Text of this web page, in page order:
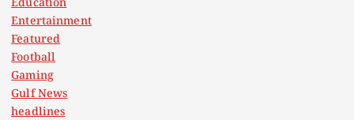
Education
Entertainment
Featured
Football
Gaming
Gulf News
headlines